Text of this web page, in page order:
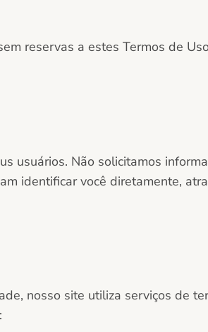
reservas a estes Termos de
usuários. Não solicitamos
identificar você diretamente,
nosso site utiliza serviços de